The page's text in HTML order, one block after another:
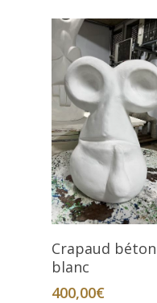
Ajouter Au Panier
Crapaud béton
blanc
400,00€